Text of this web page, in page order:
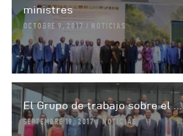
ministres
OCTOBRE 9, 2017 NOTICIAS
El Grupo de trabajo sobre el ...
SEPTEMBRE 19, 2017 NOTICIAS